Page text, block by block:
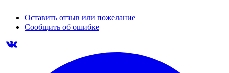
Оставить отзыв или пожелание
Сообщить об ошибке